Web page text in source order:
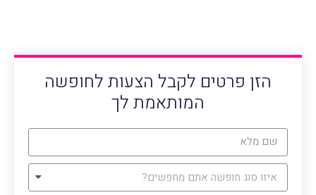
הזן פרטים לקבל הצעות לחופשה
המותאמת לך